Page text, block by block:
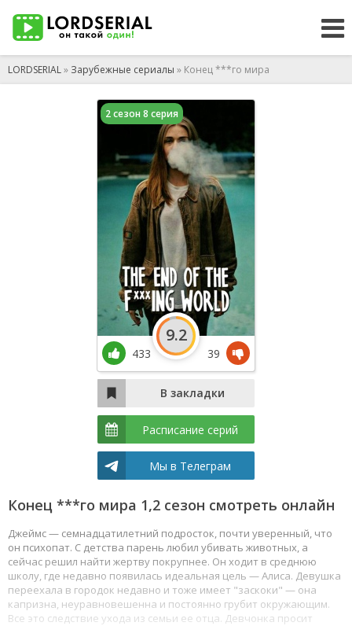
LORDSERIAL» Зарубежные сериалы » Конец ***го мира
Конец ***го мира 1,2 сезон смотреть онлайн
Джеймс — семнадцатилетний подросток, почти уверенный, что
он психопат. С детства парень любил убивать животных, а
сейчас решил найти жертву покрупнее. Он ходит в среднюю
школу, где недавно появилась идеальная цель — Алиса. Девушка
переехала в городок недавно и тоже имеет "заскоки" — она
капризна, неуравновешенна и постоянно грубит окружающим.
Все это следствие ухода из семьи ее отца. Девчонка просит
2 сезон 8 серия
433
9.2
39
Расписание серий
Мы в Телеграм